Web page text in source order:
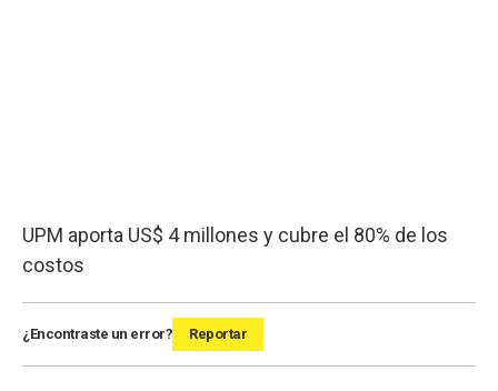
UPM aporta US$ 4 millones y cubre el 80% de los
costos
¿Encontraste un error? Reportar